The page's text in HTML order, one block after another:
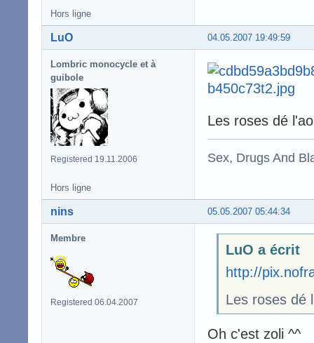
Hors ligne
04.05.2007 19:49:59
LuO
Lombric monocycle et à
guibole
Registered 19.11.2006
Les roses dé
Sex, Drugs And
Hors ligne
05.05.2007 05:44:34
nins
Membre
Registered 06.04.2007
LuO a écrit
http://
Les roses dé
Oh c'est zoli ^^